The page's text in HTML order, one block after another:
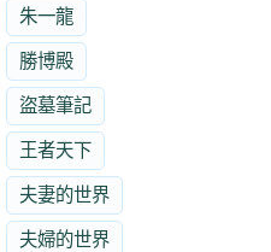
朱一龍
勝博殿
盜墓筆記
王者天下
夫妻的世界
夫婦的世界